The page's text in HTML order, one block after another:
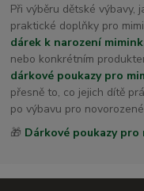
Při výběru dětské výbavy,
praktické doplňky pro
dárek k narození
nebo konkrétním
dárkové poukazy pro
přesně to, co jejich dítě
po výbavu pro
🎁 Dárkové poukazy pro